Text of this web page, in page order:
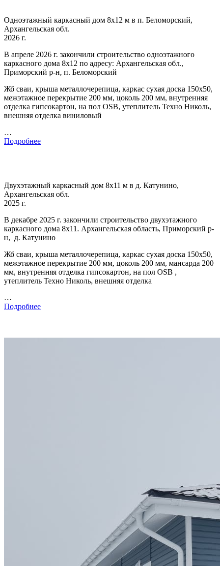
Одноэтажный каркасный дом 8х12 м в п. Беломорский,
Архангельская обл.
2026 г.
В апреле 2026 г. закончили строительство одноэтажного
каркасного дома 8х12 по адресу: Архангельская обл.,
Приморский р-н, п. Беломорский
Жб сваи, крыша металлочерепица, каркас сухая доска 150х50,
межэтажное перекрытие 200 мм, цоколь 200 мм, внутренняя
отделка гипсокартон, на пол OSB, утеплитель Техно Николь,
внешняя отделка виниловый
…
Подробнее
Двухэтажный каркасный дом 8х11 м в д. Катунино,
Архангельская обл.
2025 г.
В декабре 2025 г. закончили строительство двухэтажного
каркасного дома 8х11. Архангельская область, Приморский р-
н, д. Катунино
Жб сваи, крыша металлочерепица, каркас сухая доска 150х50,
межэтажное перекрытие 200 мм, цоколь 200 мм, мансарда 200
мм, внутренняя отделка гипсокартон, на пол OSB ,
утеплитель Техно Николь, внешняя отделка
…
Подробнее